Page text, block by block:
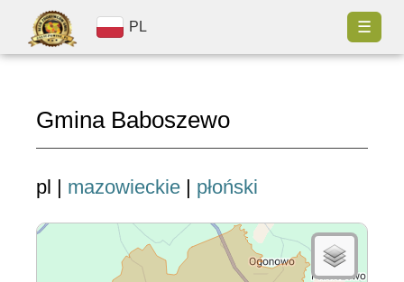
PL ☰
Gmina Baboszewo
pl | mazowieckie | płoński